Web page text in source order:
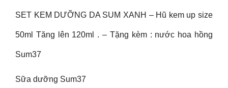
SET KEM DƯỠNG DA SUM XANH – Hũ kem up size
50ml Tăng lên 120ml . – Tặng kèm : nước hoa hồng
Sum37
Sữa dưỡng Sum37